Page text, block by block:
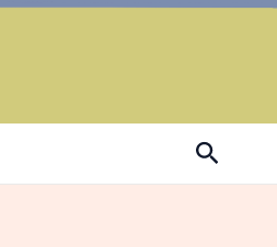
Пошук